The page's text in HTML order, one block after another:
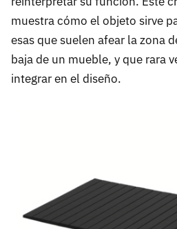
muestra cómo el objeto sirve
esas que suelen afear la zona
baja de un mueble, y que rara
integrar en el diseño.